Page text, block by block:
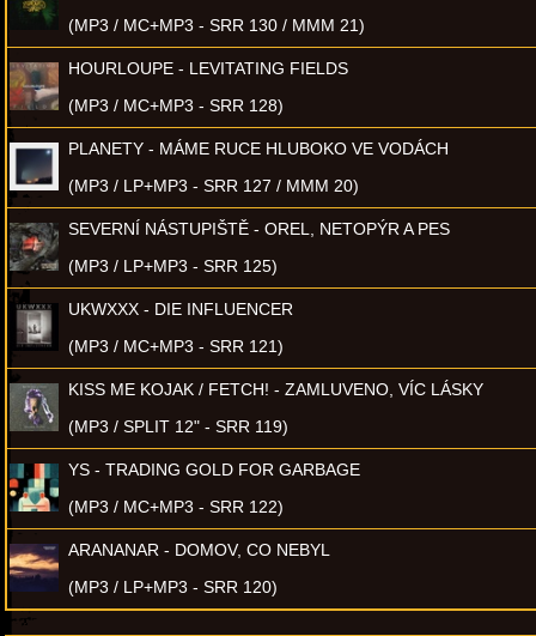
(MP3 / MC+MP3 - SRR 130 / MMM 21)
HOURLOUPE - LEVITATING FIELDS
(MP3 / MC+MP3 - SRR 128)
PLANETY - MÁME RUCE HLUBOKO VE VODÁCH
(MP3 / LP+MP3 - SRR 127 / MMM 20)
SEVERNÍ NÁSTUPIŠTĚ - OREL, NETOPÝR A PES
(MP3 / LP+MP3 - SRR 125)
UKWXXX - DIE INFLUENCER
(MP3 / MC+MP3 - SRR 121)
KISS ME KOJAK / FETCH! - ZAMLUVENO, VÍC LÁSKY
(MP3 / SPLIT 12" - SRR 119)
YS - TRADING GOLD FOR GARBAGE
(MP3 / MC+MP3 - SRR 122)
ARANANAR - DOMOV, CO NEBYL
(MP3 / LP+MP3 - SRR 120)